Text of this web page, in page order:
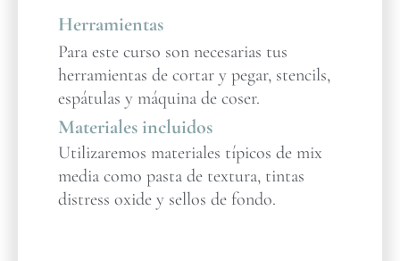
Herramientas
Para este curso son necesarias tus
herramientas de cortar y pegar, stencils,
espátulas y máquina de coser.
Materiales incluidos
Utilizaremos materiales típicos de mix
media como pasta de textura, tintas
distress oxide y sellos de fondo.